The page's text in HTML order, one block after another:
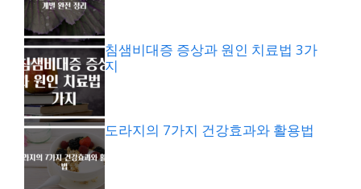
침샘비대증 증상과 원인 치료법 3가
지
도라지의 7가지 건강효과와 활용법